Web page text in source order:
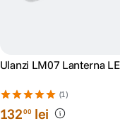
Ulanzi LM07 Lanterna
(1)
13200 lei